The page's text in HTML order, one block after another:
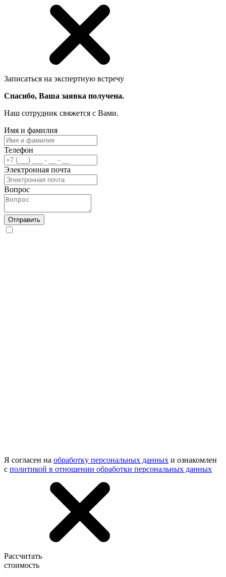
Записаться на экспертную встречу
Спасибо, Ваша заявка получена.
Наш сотрудник свяжется с Вами.
Имя и фамилия
Телефон
Электронная почта
Вопрос
Отправить
Я согласен на обработку персональных данных и ознакомлен
с политикой в отношении обработки персональных данных
Рассчитать
стоимость